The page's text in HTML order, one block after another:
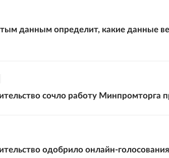
данным определит, какие данные
сочло работу Минпромторга
одобрило онлайн-